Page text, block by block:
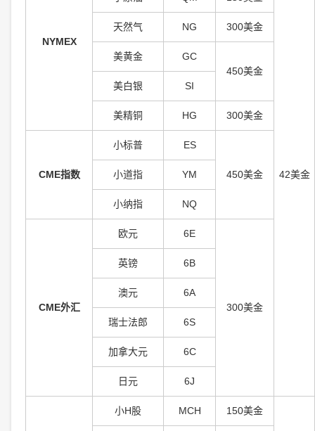
NYMEX
42美金
天然气 NG 300美金
美黄金
GC
450美金
美白银
SI
美精铜 HG 300美金
CME指数
小标普 ES
450美金
小道指 YM
小纳指 NQ
CME外汇
欧元 6E
300美金
英镑 6B
澳元 6A
瑞士法郎 6S
加拿大元 6C
日元 6J
小H股 MCH 150美金